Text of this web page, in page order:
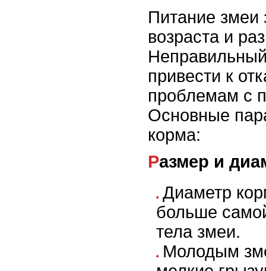
Питание змеи
возраста и
привести к
проблемам с
Основные
корма:
Размер и
Диаметр
больше
тела змеи.
Молодым